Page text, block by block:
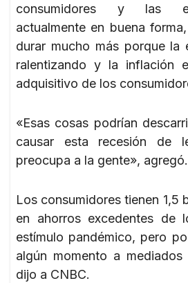
consumidores y las
actualmente en buena
durar mucho más porque la
ralentizando y la inflación
adquisitivo de los
«Esas cosas podrían
causar esta recesión de
preocupa a la gente», agregó.
Los consumidores tienen 1,5
en ahorros excedentes de
estímulo pandémico, pero
algún momento a
dijo a CNBC.